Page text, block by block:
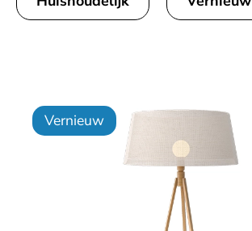
Vernieuw